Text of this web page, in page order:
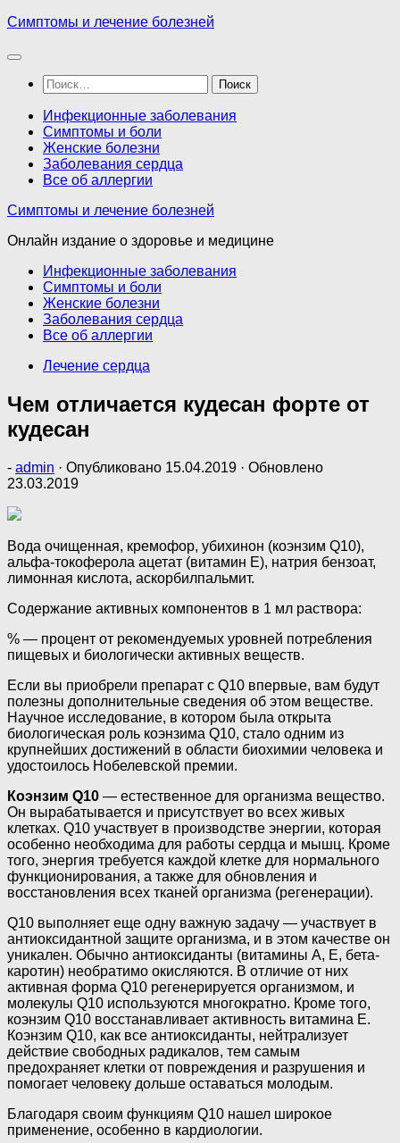
Перейти
содержимому
Симптомы и лечение болезней
Найти:
Инфекционные заболевания
Симптомы и боли
Женские болезни
Заболевания сердца
Все об аллергии
Симптомы и лечение болезней
Онлайн издание о здоровье и медицине
Инфекционные заболевания
Симптомы и боли
Женские болезни
Заболевания сердца
Все об аллергии
Лечение сердца
Чем отличается кудесан форте от
кудесан
- admin · Опубликовано 15.04.2019 · Обновлено
23.03.2019
Вода очищенная, кремофор, убихинон (коэнзим Q10),
альфа-токоферола ацетат (витамин Е), натрия бензоат,
лимонная кислота, аскорбилпальмит.
Содержание активных компонентов в 1 мл раствора:
% — процент от рекомендуемых уровней потребления
пищевых и биологически активных веществ.
Если вы приобрели препарат с Q10 впервые, вам будут
полезны дополнительные сведения об этом веществе.
Научное исследование, в котором была открыта
биологическая роль коэнзима Q10, стало одним из
крупнейших достижений в области биохимии человека и
удостоилось Нобелевской премии.
Коэнзим Q10 — естественное для организма вещество.
Он вырабатывается и присутствует во всех живых
клетках. Q10 участвует в производстве энергии, которая
особенно необходима для работы сердца и мышц. Кроме
того, энергия требуется каждой клетке для нормального
функционирования, а также для обновления и
восстановления всех тканей организма (регенерации).
Q10 выполняет еще одну важную задачу — участвует в
антиоксидантной защите организма, и в этом качестве он
уникален. Обычно антиоксиданты (витамины А, Е, бета-
каротин) необратимо окисляются. В отличие от них
активная форма Q10 регенерируется организмом, и
молекулы Q10 используются многократно. Кроме того,
коэнзим Q10 восстанавливает активность витамина Е.
Коэнзим Q10, как все антиоксиданты, нейтрализует
действие свободных радикалов, тем самым
предохраняет клетки от повреждения и разрушения и
помогает человеку дольше оставаться молодым.
Благодаря своим функциям Q10 нашел широкое
применение, особенно в кардиологии.